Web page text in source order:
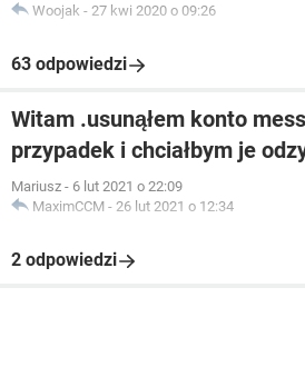
Woojak - 27 kwi 2020 o 09:26
63 odpowiedzi
Witam .usunąłem konto
przypadek i chciałbym je
Mariusz - 6 lut 2021 o 22:09
MaximCCM - 26 lut 2021 o 12:34
2 odpowiedzi